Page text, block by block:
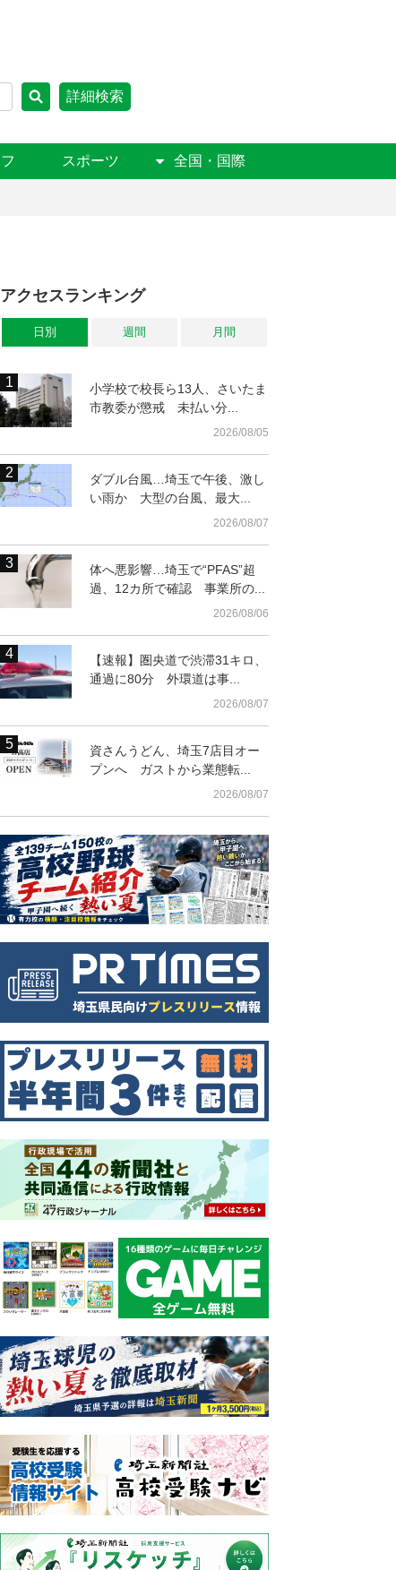
詳細検索
スポーツ 全国・国際
アクセスランキング
日別 週間 月間
小学校で校長ら13人、さいたま
市教委が懲戒 未払い分...
2026/08/05
ダブル台風…埼玉で午後、激し
い雨か 大型の台風、最大...
2026/08/07
体へ悪影響…埼玉で“PFAS”超
過、12カ所で確認 事業所の...
2026/08/06
【速報】圏央道で渋滞31キロ、
通過に80分 外環道は事...
2026/08/07
資さんうどん、埼玉7店目オー
プンへ ガストから業態転...
2026/08/07